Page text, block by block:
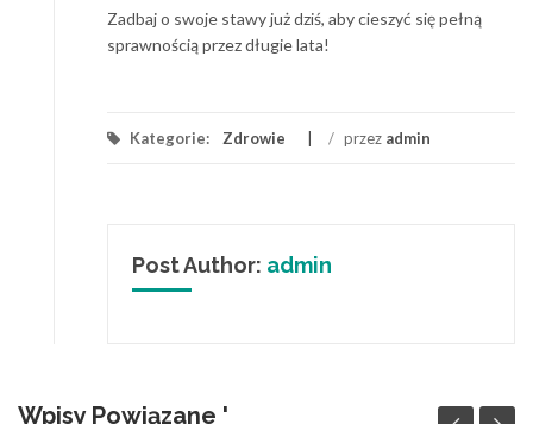
Zadbaj o swoje stawy już dziś, aby cieszyć się pełną
sprawnością przez długie lata!
Kategorie: Zdrowie / przez admin
Post Author: admin
Wpisy Powiązane '